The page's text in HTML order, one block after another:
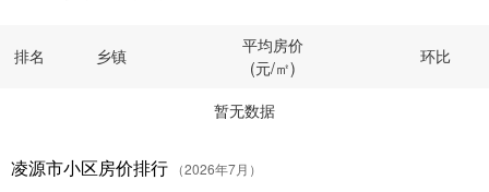
排名 乡镇
平均房价
(元/㎡)
环比
暂无数据
凌源市小区房价排行 （2026年7月）